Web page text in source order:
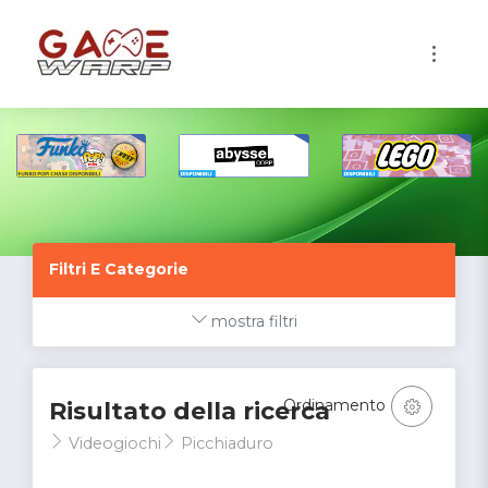
Filtri E Categorie
mostra filtri
Risultato della ricerca
Videogiochi Picchiaduro
Ordinamento